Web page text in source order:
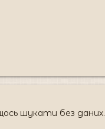
шукати без даних.